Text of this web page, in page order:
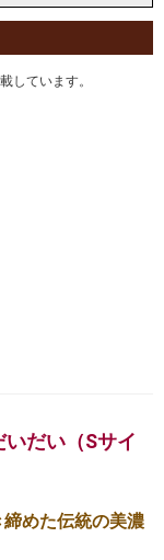
しています。
いだい（Sサイ
めた伝統の美濃